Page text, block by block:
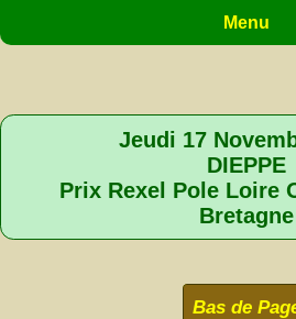
Menu
Jeudi 17
DIEPPE
Prix Rexel Pole Loire
Bretagne
Bas de